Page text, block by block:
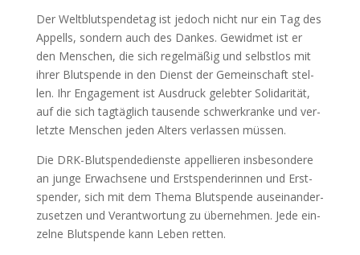
Der Welt­blut­spen­de­tag ist jedoch nicht nur ein Tag des
Appells, son­dern auch des Dan­kes. Gewid­met ist er
den Men­schen, die sich regel­mä­ßig und selbst­los mit
ihrer Blut­spen­de in den Dienst der Gemein­schaft stel­
len. Ihr Enga­ge­ment ist Aus­druck geleb­ter Soli­da­ri­tät,
auf die sich tag­täg­lich tau­sen­de schwer­kran­ke und ver­
letz­te Men­schen jeden Alters ver­las­sen müs­sen.
Die DRK-Blut­spen­de­diens­te appel­lie­ren ins­be­son­de­re
an jun­ge Erwach­se­ne und Erst­spen­de­rin­nen und Erst­
spen­der, sich mit dem The­ma Blut­spen­de aus­ein­an­der­
zu­set­zen und Ver­ant­wor­tung zu über­neh­men. Jede ein­
zel­ne Blut­spen­de kann Leben ret­ten.